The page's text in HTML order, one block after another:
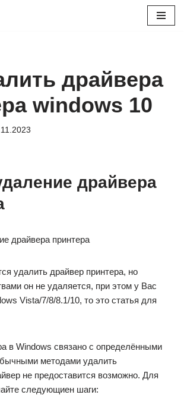
драйвера
windows 10
драйвера
удалить драйвер принтера, но
он не удаляется, при этом у Вас
Vista/7/8/8.1/10, то это статья для
в Windows связано с определёнными
методами удалить
не предоставится возможно. Для
следующиен шаги: